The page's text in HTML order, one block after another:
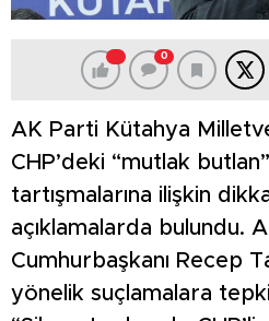
0
AK Parti Kütahya
CHP’deki “mutlak
tartışmalarına ilişkin
açıklamalarda bulundu.
Cumhurbaşkanı Recep
yönelik suçlamalara